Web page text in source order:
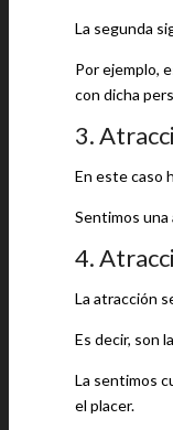
La segunda
Por ejemplo,
con dicha
3.
En este caso
Sentimos
4.
La atracción
Es decir, son
La sentimos
el placer.